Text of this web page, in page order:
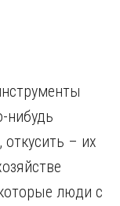
нибудь
– их
люди с